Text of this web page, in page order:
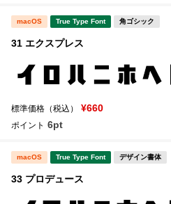
macOS True Type Font 角ゴシック
31 エクスプレス
標準価格（税込） ¥660
ポイント 6pt
macOS True Type Font デザイン書体
33 プロデュース